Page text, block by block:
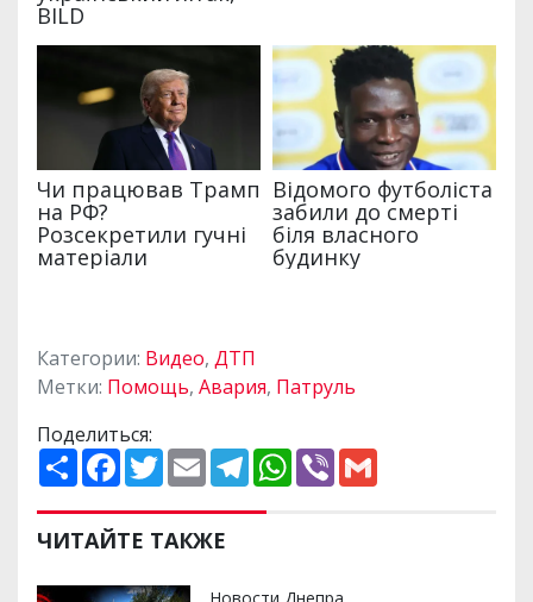
Категории: Видео, ДТП
Метки: Помощь, Авария, Патруль
Поделиться:
П
о
и
р
и
и
F
a
e
b
o
k
T
w
t
t
e
E
m
i
l
T
e
e
m
W
h
p
V
ЧИТАЙТЕ ТАКЖЕ